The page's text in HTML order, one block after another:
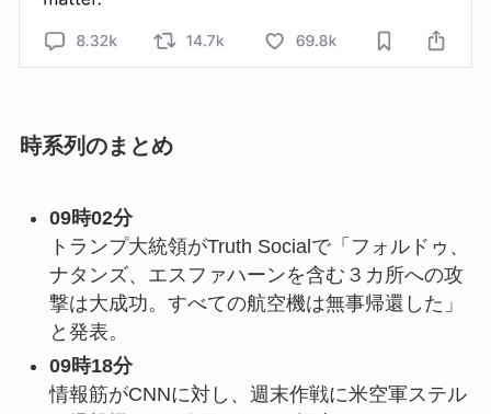
時系列のまとめ
09時02分
トランプ大統領がTruth Socialで「フォルドゥ、
ナタンズ、エスファハーンを含む３カ所への攻
撃は大成功。すべての航空機は無事帰還した」
と発表。
09時18分
情報筋がCNNに対し、週末作戦に米空軍ステル